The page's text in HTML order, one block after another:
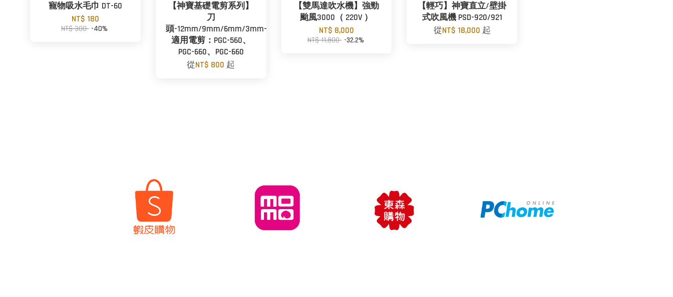
寵物吸水毛巾 DT-60
NT$ 180
NT$ 300 -40%
【神寶基礎電剪系列】
刀
頭-12mm/9mm/6mm/3mm-
適用電剪：PGC-560、
PGC-660、PGC-660
從NT$ 800 起
【雙馬達吹水機】強勁
颱風3000（ 220V ）
NT$ 8,000
NT$ 11,800 -32.2%
【輕巧】神寶直立/壁掛
式吹風機 PSD-920/921
從NT$ 18,000 起